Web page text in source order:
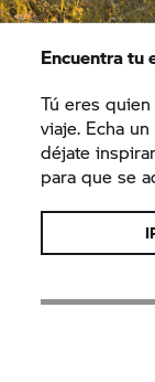
Encuentra
Tú eres
viaje. Echa
déjate
para que se